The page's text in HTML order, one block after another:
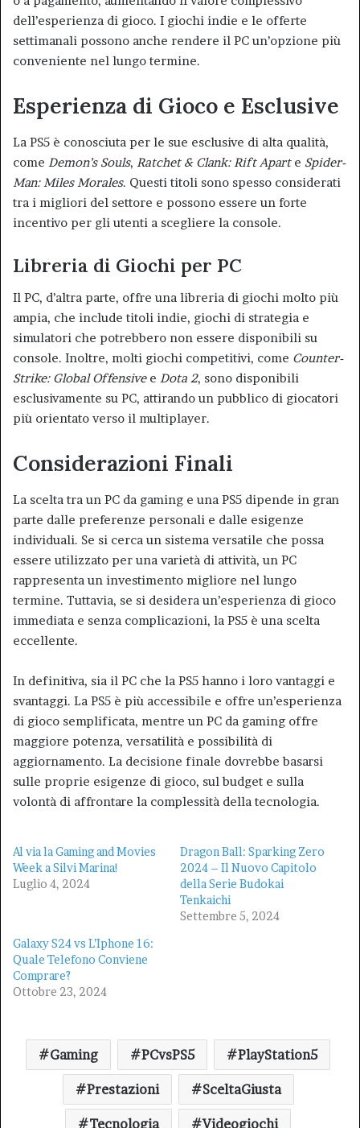
dell’esperienza di gioco. I giochi indie e le offerte
settimanali possono anche rendere il PC un’opzione più
conveniente nel lungo termine.
Esperienza di Gioco e Esclusive
La PS5 è conosciuta per le sue esclusive di alta qualità,
come Demon’s Souls, Ratchet & Clank: Rift Aparte Spider-
Man: Miles Morales. Questi titoli sono spesso considerati
tra i migliori del settore e possono essere un forte
incentivo per gli utenti a scegliere la console.
Libreria di Giochi per PC
Il PC, d’altra parte, offre una libreria di giochi molto più
ampia, che include titoli indie, giochi di strategia e
simulatori che potrebbero non essere disponibili su
console. Inoltre, molti giochi competitivi, come Counter-
Strike: Global Offensivee Dota 2, sono disponibili
esclusivamente su PC, attirando un pubblico di giocatori
più orientato verso il multiplayer.
Considerazioni Finali
La scelta tra un PC da gaming e una PS5 dipende in gran
parte dalle preferenze personali e dalle esigenze
individuali. Se si cerca un sistema versatile che possa
essere utilizzato per una varietà di attività, un PC
rappresenta un investimento migliore nel lungo
termine. Tuttavia, se si desidera un’esperienza di gioco
immediata e senza complicazioni, la PS5 è una scelta
eccellente.
In definitiva, sia il PC che la PS5 hanno i loro vantaggi e
svantaggi. La PS5 è più accessibile e offre un’esperienza
di gioco semplificata, mentre un PC da gaming offre
maggiore potenza, versatilità e possibilità di
aggiornamento. La decisione finale dovrebbe basarsi
sulle proprie esigenze di gioco, sul budget e sulla
volontà di affrontare la complessità della tecnologia.
Al via la Gaming and Movies
Week a Silvi Marina!
Luglio 4, 2024
Dragon Ball: Sparking Zero
2024 – Il Nuovo Capitolo
della Serie Budokai
Tenkaichi
Settembre 5, 2024
Galaxy S24 vs L’Iphone 16:
Quale Telefono Conviene
Comprare?
Ottobre 23, 2024
Gaming PCvsPS5 PlayStation5
Prestazioni SceltaGiusta
Tecnologia Videogiochi